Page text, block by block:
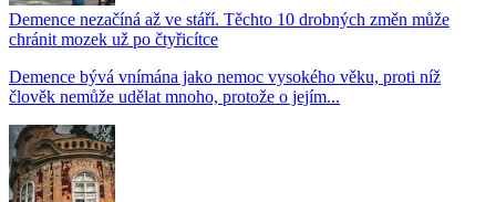
Demence nezačíná až ve stáří. Těchto 10 drobných změn může
chránit mozek už po čtyřicítce
Demence bývá vnímána jako nemoc vysokého věku, proti níž
člověk nemůže udělat mnoho, protože o jejím...